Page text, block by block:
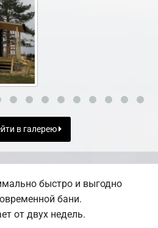
в галерею
быстро и выгодно
бани.
от двух недель.